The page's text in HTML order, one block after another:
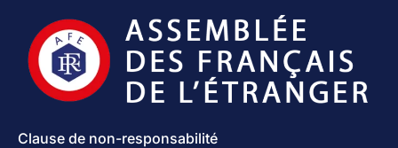
Clause de non-responsabilité